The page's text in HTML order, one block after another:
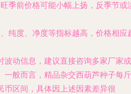
季前价格可能小幅上扬，反季节或
纯度、净度等指标越高，价格相应
波动信息，建议直接咨询多家厂家或
一般而言，精品杂交西葫芦种子每斤
币区间，具体因上述因素差异很